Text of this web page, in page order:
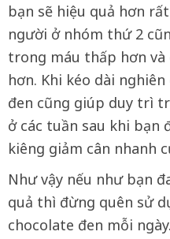
bạn sẽ hiệu quả hơn
người ở nhóm thứ 2
trong máu thấp hơn
hơn. Khi kéo dài
đen cũng giúp duy trì
ở các tuần sau khi bạn
kiêng giảm cân nhanh
Như vậy nếu như bạn
quả thì đừng quên sử
chocolate đen mỗi